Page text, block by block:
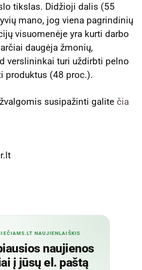
tikslas. Didžioji dalis (55
mano, jog viena pagrindinių
visuomenėje yra kurti darbo
daugėja žmonių,
verslininkai turi uždirbti pelno
produktus (48 proc.).
susipažinti galite čia
NAUJIENLAIŠKIS
naujienos
į jūsų el. paštą